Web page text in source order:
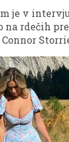
je v
na rdečih
s svojim